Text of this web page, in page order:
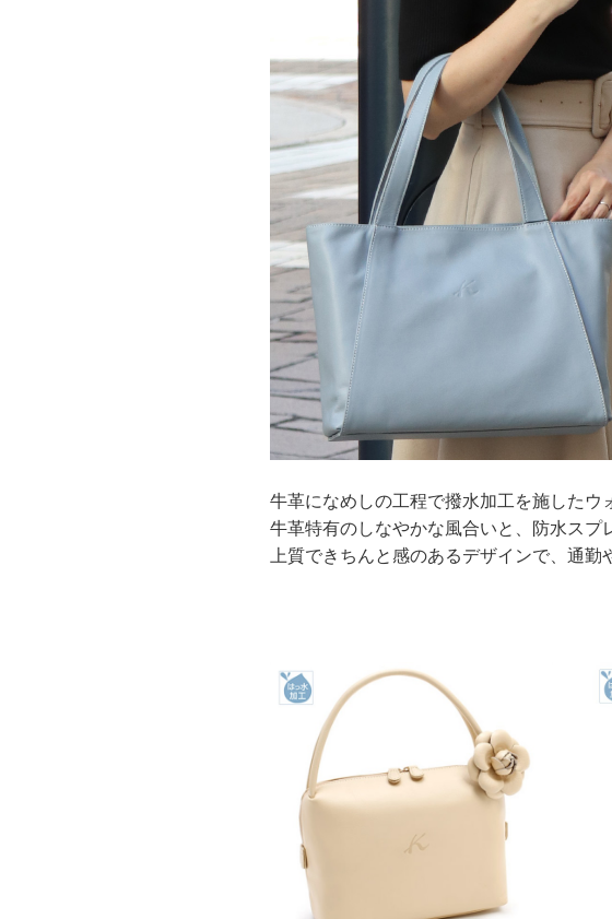
牛革になめしの工程で撥水加工を施したウ
牛革特有のしなやかな風合いと、防水スプ
上質できちんと感のあるデザインで、通